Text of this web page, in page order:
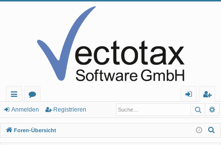
ch
ne
llz
or
en
m
el
eg
ist
rie
Anmelden Registrieren
Foren-Übersicht